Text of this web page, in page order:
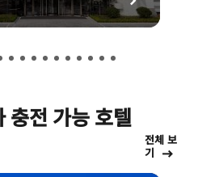
충전 가능 호텔
전체 보
기